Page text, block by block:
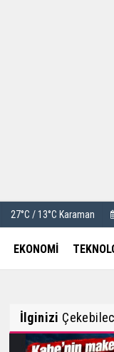
27°C / 13°C Karaman
EKONOMİ
İlginizi